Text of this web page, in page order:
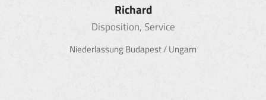
Richard
Disposition, Service
Niederlassung Budapest / Ungarn